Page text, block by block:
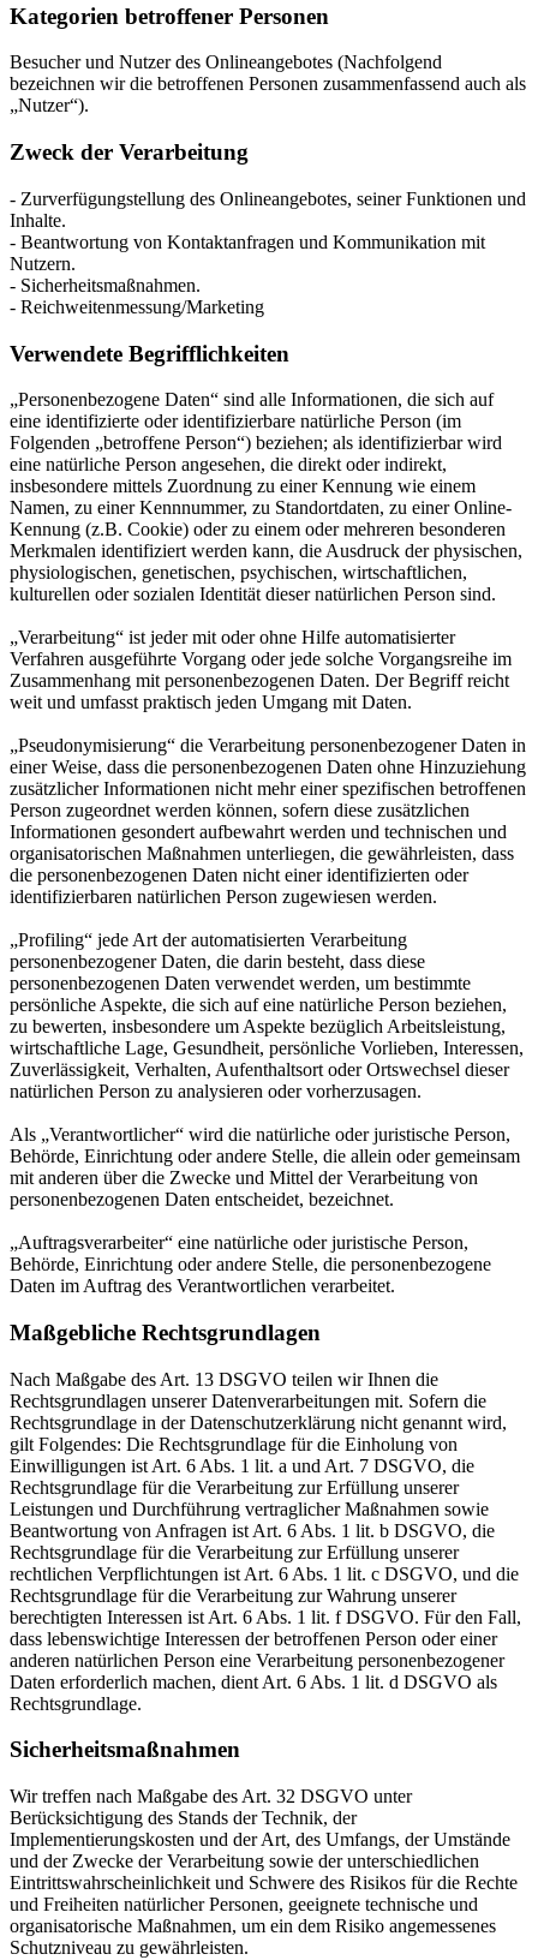
Kategorien betroffener Personen
Besucher und Nutzer des Onlineangebotes (Nachfolgend
bezeichnen wir die betroffenen Personen zusammenfassend auch als
„Nutzer“).
Zweck der Verarbeitung
- Zurverfügungstellung des Onlineangebotes, seiner Funktionen und
Inhalte.
- Beantwortung von Kontaktanfragen und Kommunikation mit
Nutzern.
- Sicherheitsmaßnahmen.
- Reichweitenmessung/Marketing
Verwendete Begrifflichkeiten
„Personenbezogene Daten“ sind alle Informationen, die sich auf
eine identifizierte oder identifizierbare natürliche Person (im
Folgenden „betroffene Person“) beziehen; als identifizierbar wird
eine natürliche Person angesehen, die direkt oder indirekt,
insbesondere mittels Zuordnung zu einer Kennung wie einem
Namen, zu einer Kennnummer, zu Standortdaten, zu einer Online-
Kennung (z.B. Cookie) oder zu einem oder mehreren besonderen
Merkmalen identifiziert werden kann, die Ausdruck der physischen,
physiologischen, genetischen, psychischen, wirtschaftlichen,
kulturellen oder sozialen Identität dieser natürlichen Person sind.
„Verarbeitung“ ist jeder mit oder ohne Hilfe automatisierter
Verfahren ausgeführte Vorgang oder jede solche Vorgangsreihe im
Zusammenhang mit personenbezogenen Daten. Der Begriff reicht
weit und umfasst praktisch jeden Umgang mit Daten.
„Pseudonymisierung“ die Verarbeitung personenbezogener Daten in
einer Weise, dass die personenbezogenen Daten ohne Hinzuziehung
zusätzlicher Informationen nicht mehr einer spezifischen betroffenen
Person zugeordnet werden können, sofern diese zusätzlichen
Informationen gesondert aufbewahrt werden und technischen und
organisatorischen Maßnahmen unterliegen, die gewährleisten, dass
die personenbezogenen Daten nicht einer identifizierten oder
identifizierbaren natürlichen Person zugewiesen werden.
„Profiling“ jede Art der automatisierten Verarbeitung
personenbezogener Daten, die darin besteht, dass diese
personenbezogenen Daten verwendet werden, um bestimmte
persönliche Aspekte, die sich auf eine natürliche Person beziehen,
zu bewerten, insbesondere um Aspekte bezüglich Arbeitsleistung,
wirtschaftliche Lage, Gesundheit, persönliche Vorlieben, Interessen,
Zuverlässigkeit, Verhalten, Aufenthaltsort oder Ortswechsel dieser
natürlichen Person zu analysieren oder vorherzusagen.
Als „Verantwortlicher“ wird die natürliche oder juristische Person,
Behörde, Einrichtung oder andere Stelle, die allein oder gemeinsam
mit anderen über die Zwecke und Mittel der Verarbeitung von
personenbezogenen Daten entscheidet, bezeichnet.
„Auftragsverarbeiter“ eine natürliche oder juristische Person,
Behörde, Einrichtung oder andere Stelle, die personenbezogene
Daten im Auftrag des Verantwortlichen verarbeitet.
Maßgebliche Rechtsgrundlagen
Nach Maßgabe des Art. 13 DSGVO teilen wir Ihnen die
Rechtsgrundlagen unserer Datenverarbeitungen mit. Sofern die
Rechtsgrundlage in der Datenschutzerklärung nicht genannt wird,
gilt Folgendes: Die Rechtsgrundlage für die Einholung von
Einwilligungen ist Art. 6 Abs. 1 lit. a und Art. 7 DSGVO, die
Rechtsgrundlage für die Verarbeitung zur Erfüllung unserer
Leistungen und Durchführung vertraglicher Maßnahmen sowie
Beantwortung von Anfragen ist Art. 6 Abs. 1 lit. b DSGVO, die
Rechtsgrundlage für die Verarbeitung zur Erfüllung unserer
rechtlichen Verpflichtungen ist Art. 6 Abs. 1 lit. c DSGVO, und die
Rechtsgrundlage für die Verarbeitung zur Wahrung unserer
berechtigten Interessen ist Art. 6 Abs. 1 lit. f DSGVO. Für den Fall,
dass lebenswichtige Interessen der betroffenen Person oder einer
anderen natürlichen Person eine Verarbeitung personenbezogener
Daten erforderlich machen, dient Art. 6 Abs. 1 lit. d DSGVO als
Rechtsgrundlage.
Sicherheitsmaßnahmen
Wir treffen nach Maßgabe des Art. 32 DSGVO unter
Berücksichtigung des Stands der Technik, der
Implementierungskosten und der Art, des Umfangs, der Umstände
und der Zwecke der Verarbeitung sowie der unterschiedlichen
Eintrittswahrscheinlichkeit und Schwere des Risikos für die Rechte
und Freiheiten natürlicher Personen, geeignete technische und
organisatorische Maßnahmen, um ein dem Risiko angemessenes
Schutzniveau zu gewährleisten.